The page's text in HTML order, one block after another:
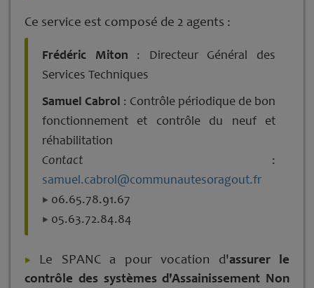
Ce service est composé de 2 agents :
Frédéric Miton : Directeur Général des
Services Techniques
Samuel Cabrol : Contrôle périodique de bon
fonctionnement et contrôle du neuf et
réhabilitation
Contact :
samuel.cabrol@communautesoragout.fr
06.65.78.91.67
05.63.72.84.84
Le SPANC a pour vocation d'assurer le
contrôle des systèmes d'Assainissement Non